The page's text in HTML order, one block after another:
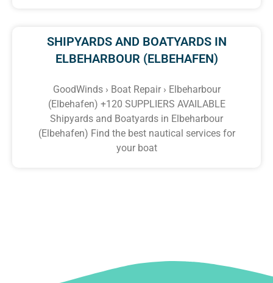
SHIPYARDS AND BOATYARDS IN
ELBEHARBOUR (ELBEHAFEN)
GoodWinds › Boat Repair › Elbeharbour
(Elbehafen) +120 SUPPLIERS AVAILABLE
Shipyards and Boatyards in Elbeharbour
(Elbehafen) Find the best nautical services for
your boat